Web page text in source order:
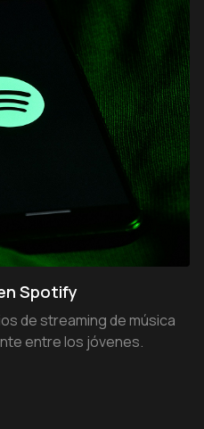
Spotify
de streaming de música
entre los jóvenes.